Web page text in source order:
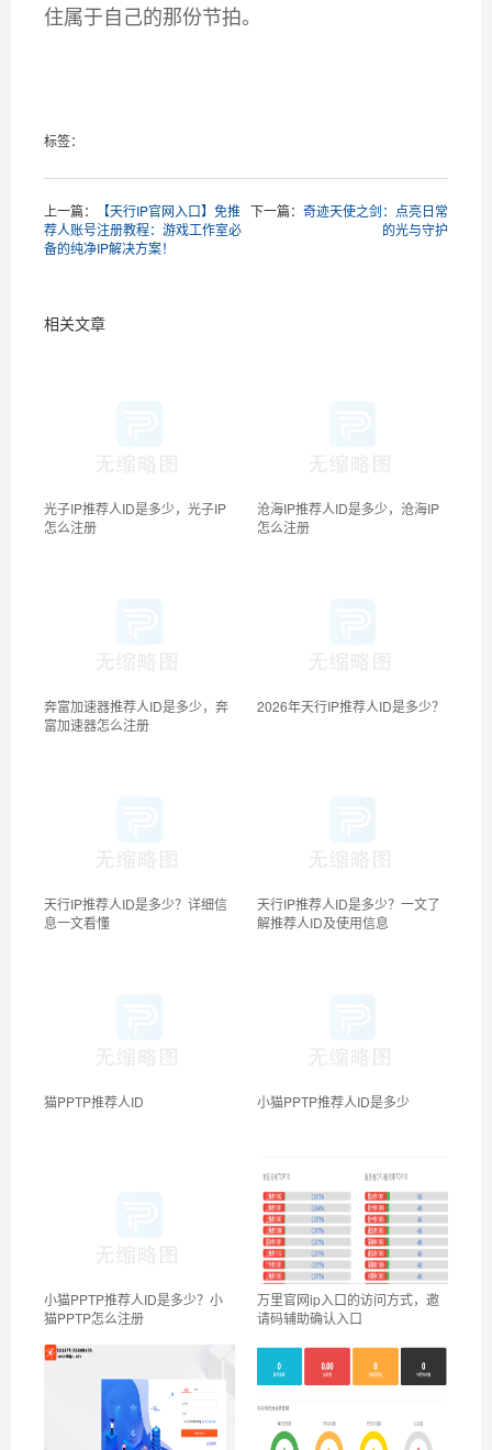
住属于自己的那份节拍。
标签：
上一篇：
【天行IP官网入口】免推
荐人账号注册教程：游戏工作室必
备的纯净IP解决方案！
下一篇： 奇迹天使之剑：点亮日常
的光与守护
相关文章
光子IP推荐人ID是多少，光子IP
怎么注册
沧海IP推荐人ID是多少，沧海IP
怎么注册
奔富加速器推荐人ID是多少，奔
富加速器怎么注册
2026年天行IP推荐人ID是多少？
天行IP推荐人ID是多少？详细信
息一文看懂
天行IP推荐人ID是多少？一文了
解推荐人ID及使用信息
猫PPTP推荐人ID 小猫PPTP推荐人ID是多少
小猫PPTP推荐人ID是多少？小
猫PPTP怎么注册
万里官网ip入口的访问方式，邀
请码辅助确认入口